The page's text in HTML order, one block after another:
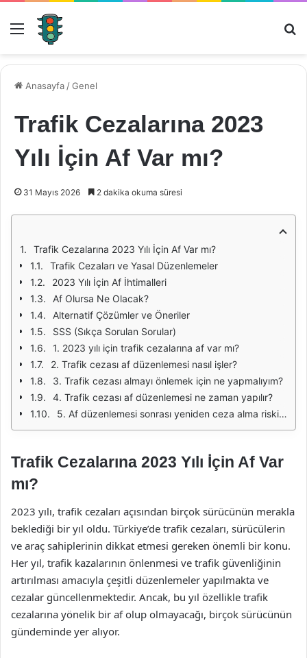
Menü
Anasayfa /Genel
Trafik Cezalarına 2023
Yılı İçin Af Var mı?
31 Mayıs 2026 2 dakika okuma süresi
Trafik Cezalarına 2023 Yılı İçin Af Var mı?
Trafik Cezaları ve Yasal Düzenlemeler
2023 Yılı İçin Af İhtimalleri
Af Olursa Ne Olacak?
Alternatif Çözümler ve Öneriler
SSS (Sıkça Sorulan Sorular)
1. 2023 yılı için trafik cezalarına af var mı?
2. Trafik cezası af düzenlemesi nasıl işler?
3. Trafik cezası almayı önlemek için ne yapmalıyım?
4. Trafik cezası af düzenlemesi ne zaman yapılır?
5. Af düzenlemesi sonrası yeniden ceza alma riski var mı?
Trafik Cezalarına 2023 Yılı İçin Af Var
mı?
2023 yılı, trafik cezaları açısından birçok sürücünün merakla
beklediği bir yıl oldu. Türkiye’de trafik cezaları, sürücülerin
ve araç sahiplerinin dikkat etmesi gereken önemli bir konu.
Her yıl, trafik kazalarının önlenmesi ve trafik güvenliğinin
artırılması amacıyla çeşitli düzenlemeler yapılmakta ve
cezalar güncellenmektedir. Ancak, bu yıl özellikle trafik
cezalarına yönelik bir af olup olmayacağı, birçok sürücünün
gündeminde yer alıyor.